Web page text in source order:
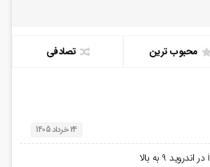
محبوب ترین تصادفی
24 خرداد 1405